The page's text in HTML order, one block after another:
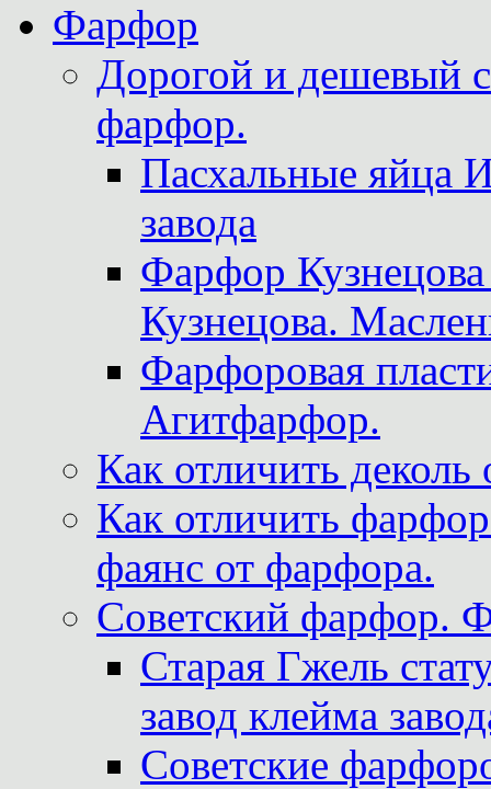
Фарфор
Дорогой и дешевый
фарфор.
Пасхальные яйца
завода
Фарфор
Кузнецова.
Фарфоровая
Агитфарфор.
Как отличить
Как отличить
фаянс от фарфора.
Советский фарфор.
Старая Гжель
завод клейма
Советские